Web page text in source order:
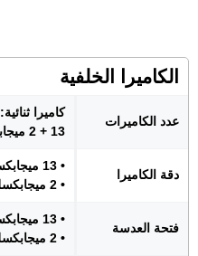
الكاميرا الخلفية
عدد الكاميرات
كاميرا ثنائية:
13 + 2 ميجابكسل
دقة الكاميرا
• 13 ميجابكسل: كاميرا رئيسية
• 2 ميجابكسل: تصوير الماكرو
فتحة العدسة
• 13 ميجابكسل (F/2.2)
• 2 ميجابكسل (F/2.4)